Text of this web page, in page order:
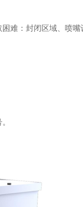
难：封闭区域、喷嘴